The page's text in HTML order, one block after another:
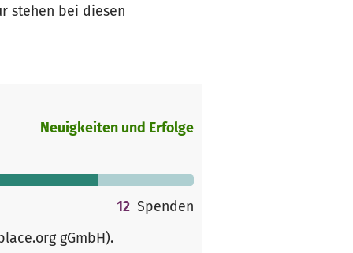
stehen bei diesen
Neuigkeiten und Erfolge
12 Spenden
gGmbH).